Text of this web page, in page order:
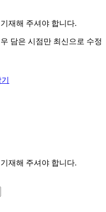
재해 주셔야 합니다.
담은 시점만 최신으로 수정
재해 주셔야 합니다.